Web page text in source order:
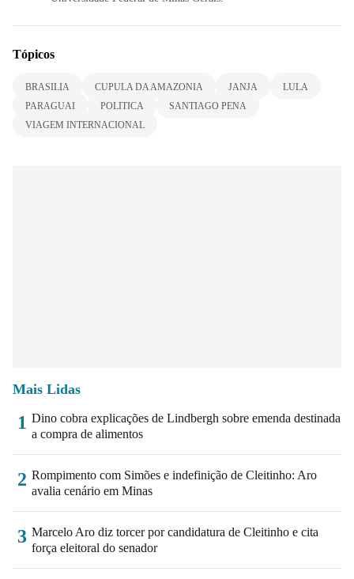
Tópicos
BRASILIA CUPULA DA AMAZONIA JANJA
LULA
PARAGUAI
POLITICA
SANTIAGO PENA
VIAGEM INTERNACIONAL
Mais Lidas
1 Dino cobra explicações de Lindbergh sobre emenda destinada
a compra de alimentos
2 Rompimento com Simões e indefinição de Cleitinho: Aro
avalia cenário em Minas
3 Marcelo Aro diz torcer por candidatura de Cleitinho e cita
força eleitoral do senador